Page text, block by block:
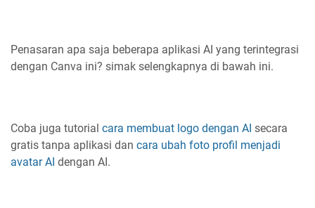
Penasaran apa saja beberapa aplikasi AI yang terintegrasi
dengan Canva ini? simak selengkapnya di bawah ini.
Coba juga tutorial cara membuat logo dengan AI secara
gratis tanpa aplikasi dan cara ubah foto profil menjadi
avatar AI dengan AI.